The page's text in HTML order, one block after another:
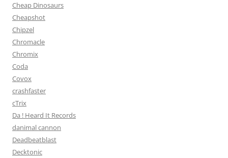
Cheap Dinosaurs
Cheapshot
Chipzel
Chromacle
Chromix
Coda
Covox
crashfaster
cTrix
Da ! Heard It Records
danimal cannon
Deadbeatblast
Decktonic